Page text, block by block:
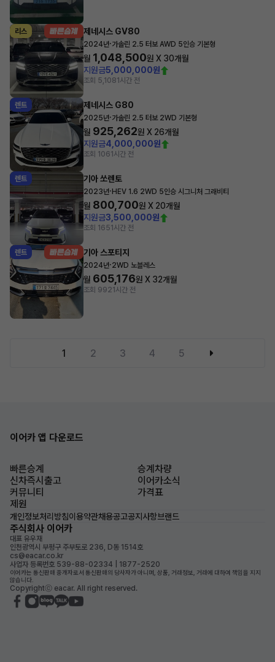
리스 제네시스 GV80
2024년·가솔린 2.5 터보 AWD 5인승 기본형
월 1,048,500원 X 30개월
지원금5,000,000원
조회 5,1081시간 전
렌트 제네시스 G80
2025년·가솔린 2.5 터보 2WD 기본형
월 925,262원 X 26개월
지원금4,000,000원
조회 1061시간 전
렌트 기아 쏘렌토
2023년· HEV 1.6 2WD 5인승 시그니처 그래비티
월 800,700원 X 20개월
지원금3,500,000원
조회 1651시간 전
렌트 기아 스포티지
2024년·2WD 노블레스
월 605,176원 X 32개월
조회 9921시간 전
1 2 3 4 5
이어카 앱 다운로드
빠른승계
승계차량
신차즉시출고
이어카소식
커뮤니티
가격표
제원
개인정보처리방침이용약관채용공고공지사항브랜드
주식회사 이어카
대표 유우재
인천광역시 부평구 주부토로 236, D동 1514호
cs@eacar.co.kr
사업자 등록번호 539-88-02334 | 1877-2520
이어카는 통신판매 중개자로서 통신판매의 당사자가 아니며, 상품, 거래정보, 거래에 대하여 책임을 지지
않습니다.
Copyrightⓒ eacar. All right reserved.